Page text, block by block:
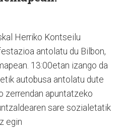
Herriko Kontseilu
antolatu du Bilbon,
13:00etan izango da
autobusa antolatu dute
zerrendan apuntatzeko
sare sozialetatik
egin